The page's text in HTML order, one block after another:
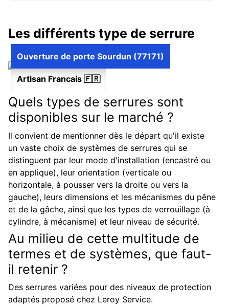
Les différents type de serrure
Artisan Francais 🇫🇷
Ouverture de porte Sourdun (77171)
Quels types de serrures sont
disponibles sur le marché ?
Il convient de mentionner dès le départ qu'il existe
un vaste choix de systèmes de serrures qui se
distinguent par leur mode d'installation (encastré ou
en applique), leur orientation (verticale ou
horizontale, à pousser vers la droite ou vers la
gauche), leurs dimensions et les mécanismes du pêne
et de la gâche, ainsi que les types de verrouillage (à
cylindre, à mécanisme) et leur niveau de sécurité.
Au milieu de cette multitude de
termes et de systèmes, que faut-
il retenir ?
Des serrures variées pour des niveaux de protection
adaptés proposé chez Leroy Service.